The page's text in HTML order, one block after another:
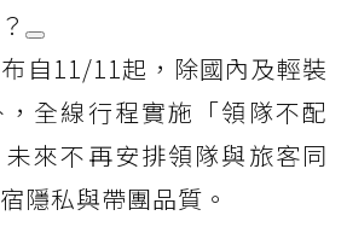
自11/11起，除國內及輕裝
，全線行程實施「領隊不配
來不再安排領隊與旅客同
隱私與帶團品質。